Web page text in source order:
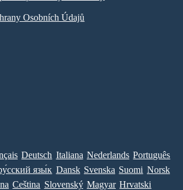
Osobních Údajů
Deutsch Italiana Nederlands Português
язы́к Dansk Svenska Suomi Norsk
Ceština Slovenský Magyar Hrvatski